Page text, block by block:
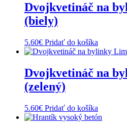
Dvojkvetináč na
(biely)
5.60€ Pridať do košíka
Dvojkvetináč na
(zelený)
5.60€ Pridať do košíka